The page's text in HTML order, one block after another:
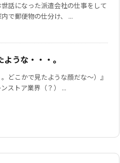
話になった派遣会社の仕事をして
で郵便物の仕分け、 ...
うな・・・。
。どこかで見たような顔だな〜）』
ストア業界（？） ...